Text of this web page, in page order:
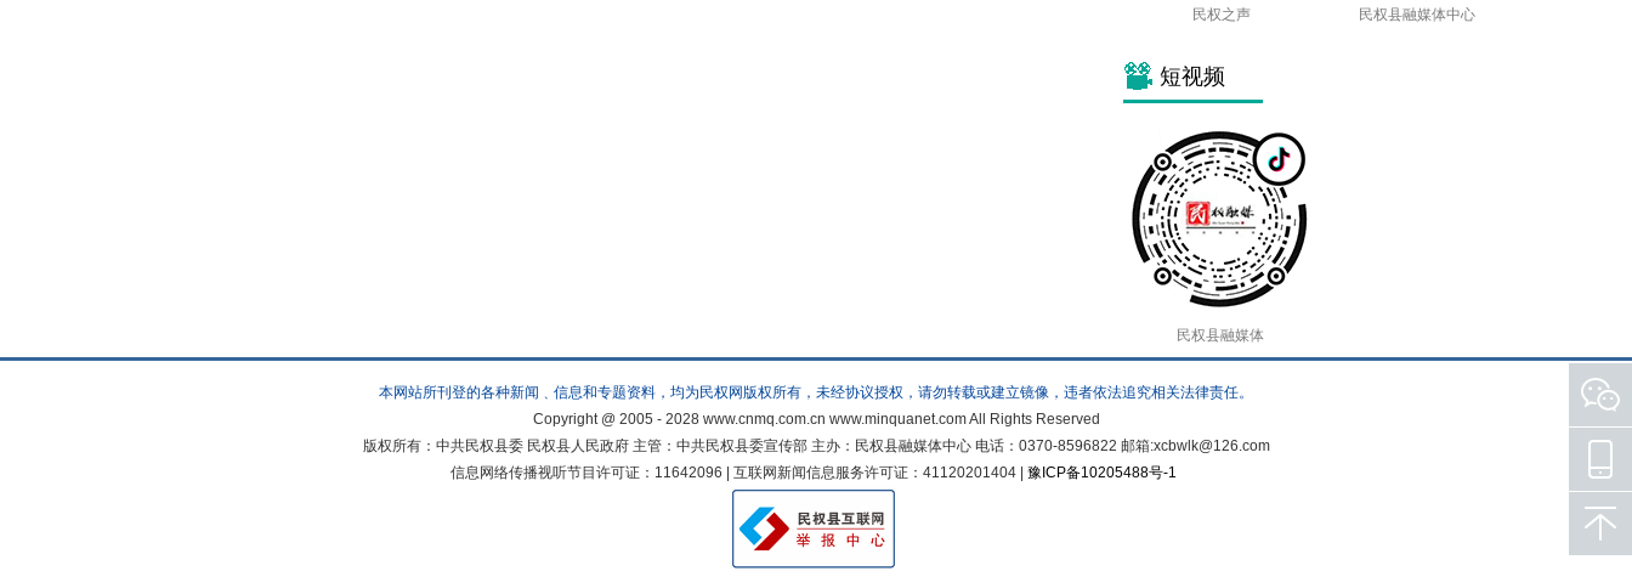
民权之声 民权县融媒体中心
短视频
民权县融媒体
本网站所刊登的各种新闻﹑信息和专题资料，均为民权网版权所有，未经协议授权，请勿转载或建立镜像，违者依法追究相关法律责任。
Copyright @ 2005 - 2028 www.cnmq.com.cn www.minquanet.com All Rights Reserved
版权所有：中共民权县委 民权县人民政府 主管：中共民权县委宣传部 主办：民权县融媒体中心 电话：0370-8596822 邮箱:xcbwlk@126.com
信息网络传播视听节目许可证：11642096 | 互联网新闻信息服务许可证：41120201404 | 豫ICP备10205488号-1